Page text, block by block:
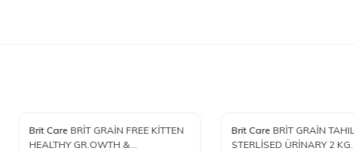
%15
Favorilere Ekle
Brit Care BRİT GRAİN FREE KİTTEN
HEALTHY GR.OWTH &
%15
Favorilere Ekle
Brit Care BRİT GRAİN
STERLİSED ÜRİNARY 2 KG.